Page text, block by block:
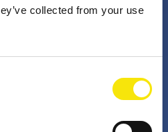
collected from your use
a te, i nostri professionisti
costantemente